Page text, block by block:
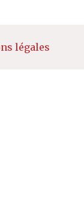
légales